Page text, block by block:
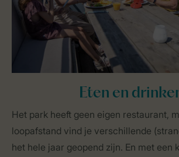
Eten en
Het park heeft geen eigen restaurant,
loopafstand vind je verschillende
het hele jaar geopend zijn. En met een